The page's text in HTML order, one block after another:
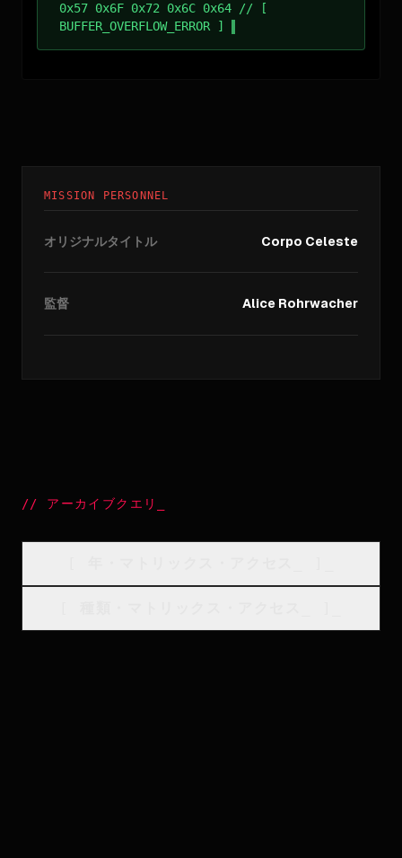
0x57 0x6F 0x72 0x6C 0x64 // [
BUFFER_OVERFLOW_ERROR ]
MISSION PERSONNEL
オリジナルタイトル Corpo Celeste
監督 Alice Rohrwacher
// アーカイブクエリ